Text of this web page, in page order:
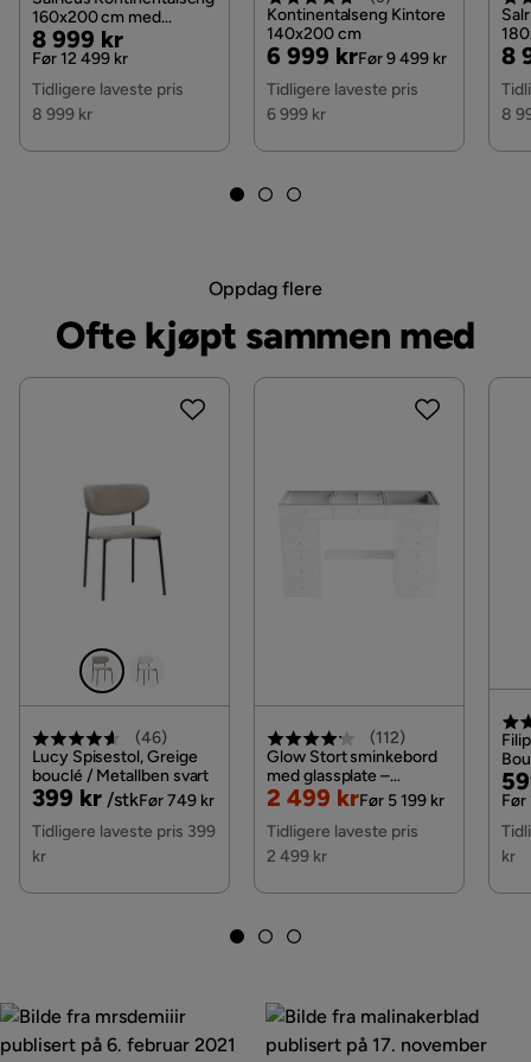
Materialutseende
Sengebunn/boks Oppbevaringsbase cm
black plastic legs
Materiale springfjærmadrass Bonell
Oppbevaringstype
Fargenavn
Fjæring rammemadrass
Fjæring springfjærmadrass
Madrasstype
Farge ben Svart
Sengegavl With headboard
160x200 cm med
Oppbevaring
Pris
8 999 kr
Original
Pris
Før 12 499 kr
Tidligere laveste pris
8 999 kr
Kontinentalseng Kintore
140x200 cm
Pris
6 999 kr
Original
Pris
Før 9 499 kr
Tidligere laveste pris
6 999 kr
8
8
Oppdag flere
Ofte kjøpt sammen med
(46)
Lucy Spisestol, Greige
bouclé / Metallben svart
Pris
399 kr /stk
Original
Pris
Før 749 kr
Tidligere laveste pris 399
kr
(112)
Glow Stort sminkebord
med glassplate –
oppbevaring med skuffer
og rom 120 cm, Hvit
Nedsatt
Pris
2 499 kr
Original
Pris
Før 5 199 kr
Tidligere laveste pris
2 499 kr
Før
kr